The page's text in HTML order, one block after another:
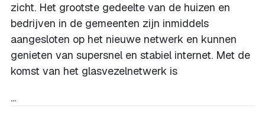
zicht. Het grootste gedeelte van de huizen en
bedrijven in de gemeenten zijn inmiddels
aangesloten op het nieuwe netwerk en kunnen
genieten van supersnel en stabiel internet. Met de
komst van het glasvezelnetwerk is
...